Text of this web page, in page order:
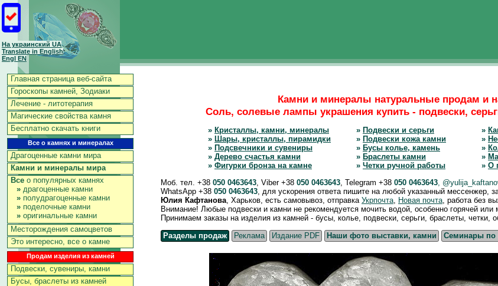
На украинский UA
Translate in English
Engl EN
Главная страница веб-сайта
Гороскопы камней, Зодиаки
Лечение - литотерапия
Магические свойства камня
Бесплатно скачать книги
Все о камнях и минералах
Драгоценные камни мира
Камни и минералы мира
Все о популярных камнях
» драгоценные камни
» полудрагоценные камни
» поделочные камни
» оригинальные камни
Месторождения самоцветов
Это интересно, все о камне
Продам изделия из камней
Подвески, сувениры, камни
Бусы, браслеты из камней
Камни и минералы натуральные продам и
Соль, солевые лампы украшения купить - подвески,
» Кристаллы, камни, минералы
» Шары, кристаллы, пирамидки
» Подсвечники и сувениры
» Дерево счастья камни
» Фигурки бронза на камне
» Подвески и серьги
» Подвески кожа камни
» Бусы колье, камень
» Браслеты камни
» Четки ручной работы
»
»
»
»
» О
Моб. тел. +38 050 0463643 , Viber +38 050 0463643 , Telegram +38 050 0463643 ,
WhatsApp +38 050 0463643 , для ускорения ответа пишите на любой указанный мессенжер,
Юлия Кафтанова , Харьков, есть самовывоз, отправка Укрпочта Новая почта , работа без
Внимание! Любые подвески и камни не рекомендуется мочить водой, особенно горячей или
Принимаем заказы на изделия из камней - бусы, колье, подвески, серьги, браслеты, четки,
Разделы продаж Реклама Издание PDF Наши фото выставки, камни Семинары по